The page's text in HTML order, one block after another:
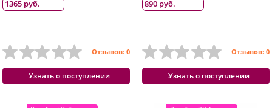
1365 руб.
Отзывов: 0
Узнать о поступлении
890 руб.
Отзывов: 0
Узнать о поступлении